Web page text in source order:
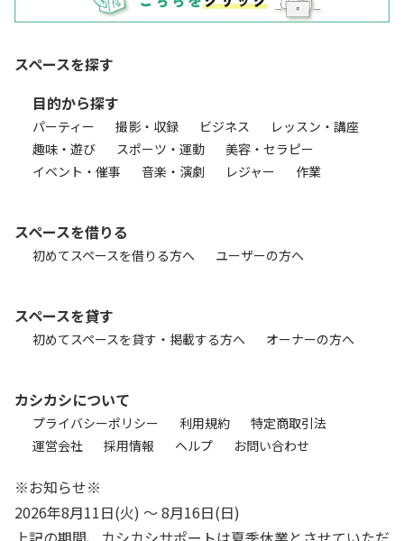
スペースを探す
目的から探す
パーティー 撮影・収録 ビジネス
レッスン・講座
趣味・遊び
スポーツ・運動
美容・セラピー
イベント・催事
音楽・演劇 レジャー 作業
スペースを借りる
初めてスペースを借りる方へ ユーザーの方へ
スペースを貸す
初めてスペースを貸す・掲載する方へ オーナーの方へ
カシカシについて
プライバシーポリシー 利用規約
特定商取引法
運営会社
採用情報 ヘルプ お問い合わせ
※お知らせ※
2026年8月11日(火) 〜 8月16日(日)